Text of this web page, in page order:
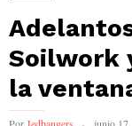
Soilwork
la